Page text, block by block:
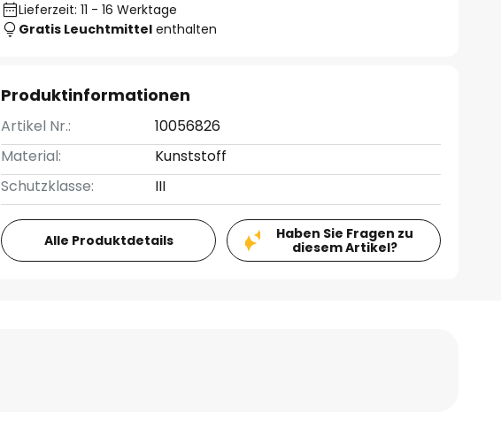
Lieferzeit: 11 - 16 Werktage
Gratis Leuchtmittel enthalten
Produktinformationen
Artikel Nr.:
10056826
Material:
Kunststoff
Schutzklasse:
III
Alle Produktdetails
Haben Sie Fragen zu
diesem Artikel?